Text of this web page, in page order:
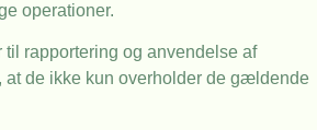
operationer.
rapportering og anvendelse af
at de ikke kun overholder de gældende